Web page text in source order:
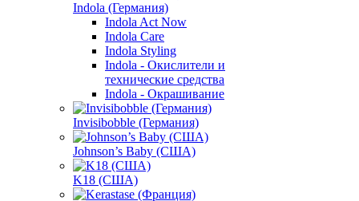
Indola (Германия)
Indola Act Now
Indola Care
Indola Styling
Indola - Окислители и
технические средства
Indola - Окрашивание
Invisibobble (Германия)
Johnson’s Baby (США)
K18 (США)